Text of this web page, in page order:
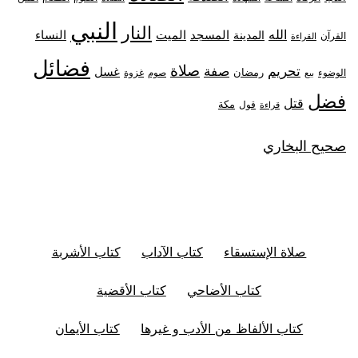
القرآن القراءة الله المدينة المسجد الميت النار النبي النساء
الوضوء بيع تحريم رمضان صفة صلاة صوم غزوة غسل فضائل
فضل قتل قراءة قول مكة
صحيح البخاري
صلاة الإستسقاء كتاب الآداب كتاب الأشربة
كتاب الأضاحي كتاب الأقضية
كتاب الألفاظ من الأدب و غيرها كتاب الأيمان